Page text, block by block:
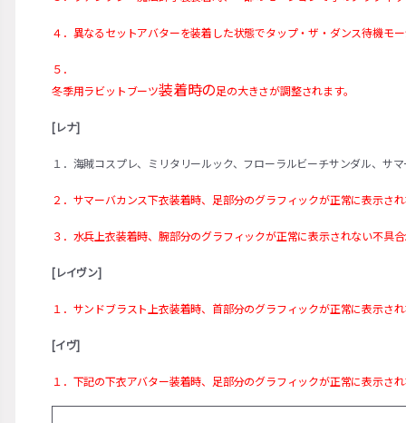
４．異なるセットアバターを装着した状態でタップ・ザ・ダンス待機モ
５．
冬季用ラビットブーツ装着時の足の大きさが調整されます。
[レナ]
１．海賊コスプレ、ミリタリールック、フローラルビーチサンダル、サ
２．サマーバカンス下衣装着時、足部分のグラフィックが正常に表示さ
３．水兵上衣装着時、腕部分のグラフィックが正常に表示されない不具
[レイヴン]
１．サンドブラスト上衣装着時、首部分のグラフィックが正常に表示さ
[イヴ]
１．下記の下衣アバター装着時、足部分のグラフィックが正常に表示さ